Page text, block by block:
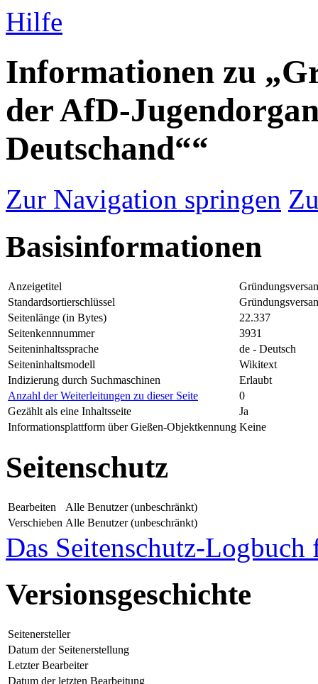
Hilfe
Informationen zu
der AfD-
Deutschand““
Zur Navigation springen
Basisinformationen
Anzeigetitel
Standardsortierschlüssel
Seitenlänge (in Bytes)
22.337
Seitenkennnummer
3931
Seiteninhaltssprache
de - Deutsch
Seiteninhaltsmodell
Wikitext
Indizierung durch Suchmaschinen
Erlaubt
Anzahl der Weiterleitungen zu dieser Seite
0
Gezählt als eine Inhaltsseite
Ja
Informationsplattform über Gießen-Objektkennung Keine
Seitenschutz
Bearbeiten
Alle Benutzer (unbeschränkt)
Verschieben Alle Benutzer (unbeschränkt)
Das Seitenschutz-Logbuch
Versionsgeschichte
Seitenersteller
Datum der Seitenerstellung
Letzter Bearbeiter
Datum der letzten Bearbeitung